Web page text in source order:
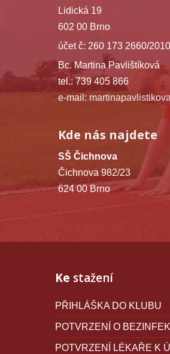
Lidická 19
602 00 Brno
účet č: 260 173 2660/2010
Bc. Martina Pavlištíková
tel.: 739 405 866
e-mail:
Kde nás najdete
SŠ Čichnova
Čichnova 982/23
624 00 Brno
Ke stažení
PŘIHLÁŠKA DO KLUBU
POTVRZENÍ O
POTVRZENÍ LÉKAŘE K